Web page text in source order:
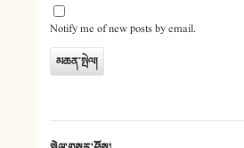
Notify me of new posts by email.